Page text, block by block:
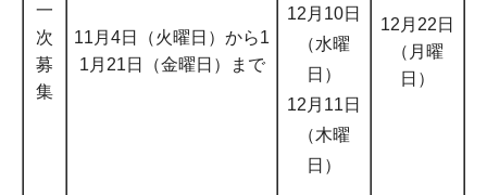
一
次
募
集
11月4日（火曜日）から1
1月21日（金曜日）まで
12月10日
（水曜
日）
12月11日
（木曜
日）
12月22日
（月曜
日）